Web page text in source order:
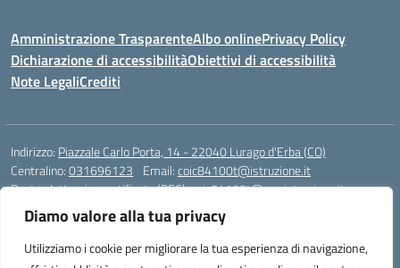
Diamo valore alla tua privacy
Utilizziamo i cookie per migliorare la tua esperienza di navigazione,
Amministrazione TrasparenteAlbo onlinePrivacy Policy
Dichiarazione di accessibilitàObiettivi di accessibilità
Note LegaliCrediti
Indirizzo: Piazzale Carlo Porta, 14 - 22040 Lurago d'Erba (CO)
Centralino:031696123 Email:coic84100t@istruzione.it
Posta elettronica certificata (PEC):coic84100t@pec.istruzione.it
Codice fiscale: 82002040135
Codice meccanografico:
COIC84100T
Codice unico di fatturazione (CUF): UFKWZ7